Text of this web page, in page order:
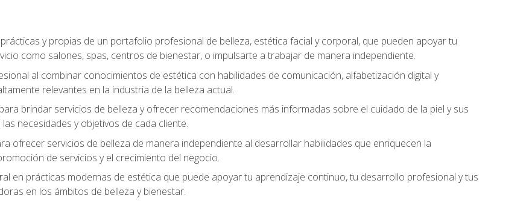
y propias de un portafolio profesional de belleza, estética facial y corporal, que pueden apoyar tu
como salones, spas, centros de bienestar, o impulsarte a trabajar de manera independiente.
al combinar conocimientos de estética con habilidades de comunicación, alfabetización digital y
relevantes en la industria de la belleza actual.
brindar servicios de belleza y ofrecer recomendaciones más informadas sobre el cuidado de la piel y sus
necesidades y objetivos de cada cliente.
ofrecer servicios de belleza de manera independiente al desarrollar habilidades que enriquecen la
de servicios y el crecimiento del negocio.
en prácticas modernas de estética que puede apoyar tu aprendizaje continuo, tu desarrollo profesional y tus
en los ámbitos de belleza y bienestar.